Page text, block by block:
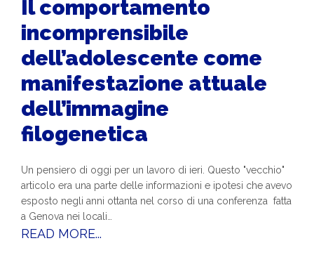
Il comportamento
incomprensibile
dell’adolescente come
manifestazione attuale
dell’immagine
filogenetica
Un pensiero di oggi per un lavoro di ieri. Questo "vecchio"
articolo era una parte delle informazioni e ipotesi che avevo
esposto negli anni ottanta nel corso di una conferenza fatta
a Genova nei locali…
READ MORE...